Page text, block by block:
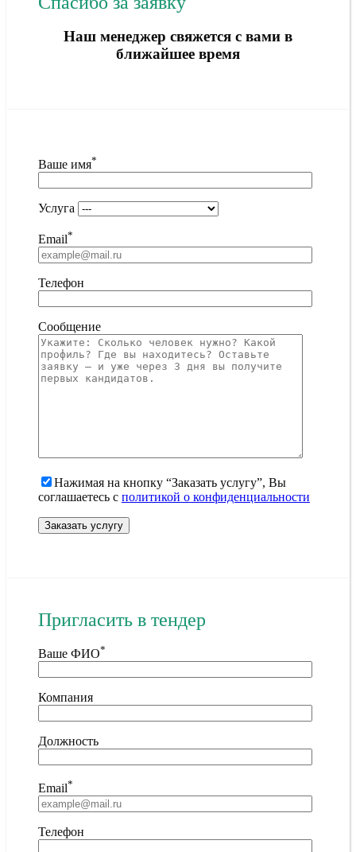
Наш менеджер свяжется с вами в
ближайшее время
Ваше имя*
Услуга
Email*
Телефон
Сообщение
Нажимая на кнопку “Заказать услугу”, Вы
соглашаетесь с политикой о конфиденциальности
Пригласить в тендер
Ваше ФИО*
Компания
Должность
Email*
Телефон